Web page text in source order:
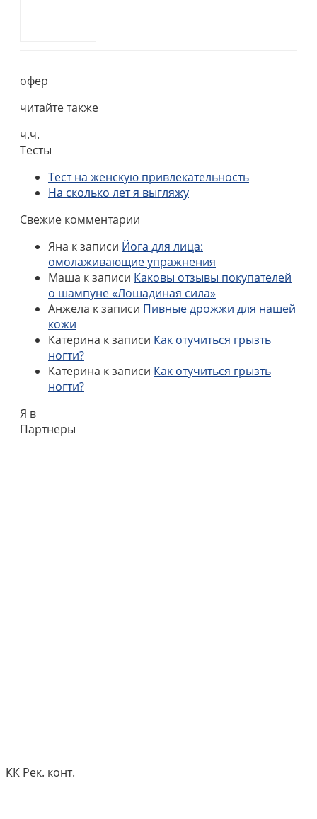
офер
читайте также
ч.ч.
Тесты
Тест на женскую привлекательность
На сколько лет я выгляжу
Свежие комментарии
Яна к записи Йога для лица:
омолаживающие упражнения
Маша к записи Каковы отзывы покупателей
о шампуне «Лошадиная сила»
Анжела к записи Пивные дрожжи для нашей
кожи
Катерина к записи Как отучиться грызть
ногти?
Катерина к записи Как отучиться грызть
ногти?
Я в
Партнеры
КК Рек. конт.